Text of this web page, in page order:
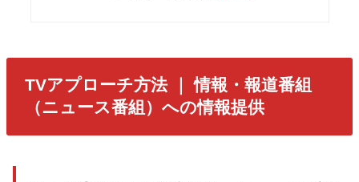
TVアプローチ方法 ｜ 情報・報道番組
（ニュース番組）への情報提供